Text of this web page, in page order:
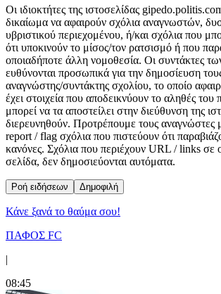
Οι ιδιοκτήτες της ιστοσελίδας
δικαίωμα να αφαιρούν σχόλια αναγνωστών,
υβριστικού περιεχομένου, ή/και σχόλια που
ότι υποκινούν το μίσος/τον ρατσισμό ή που
οποιαδήποτε άλλη νομοθεσία. Οι συντάκτες
ευθύνονται προσωπικά για την δημοσίευση
αναγνώστης/συντάκτης σχολίου, το οποίο
έχει στοιχεία που αποδεικνύουν το αληθές του
μπορεί να τα αποστείλει στην διεύθυνση της
διερευνηθούν. Προτρέπουμε τους αναγνώστες
report / flag σχόλια που πιστεύουν ότι
κανόνες. Σχόλια που περιέχουν URL / links σε
σελίδα, δεν δημοσιεύονται αυτόματα.
Ροή ειδήσεων Δημοφιλή
Κάνε ξανά το θαύμα σου!
ΠΑΦΟΣ FC
|
08:45